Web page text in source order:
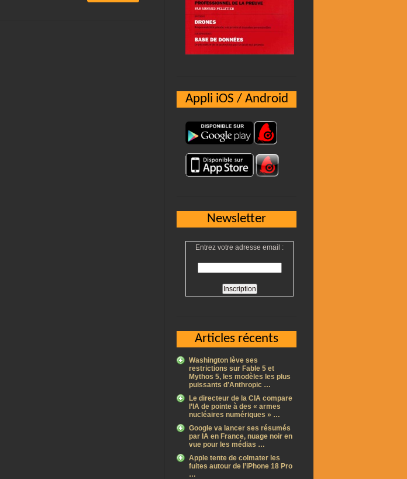
Appli iOS / Android
Newsletter
Entrez votre adresse email :
Articles récents
Washington lève ses
restrictions sur Fable 5 et
Mythos 5, les modèles les plus
puissants d’Anthropic …
Le directeur de la CIA compare
l’IA de pointe à des « armes
nucléaires numériques » …
Google va lancer ses résumés
par IA en France, nuage noir en
vue pour les médias …
Apple tente de colmater les
fuites autour de l’iPhone 18 Pro
…